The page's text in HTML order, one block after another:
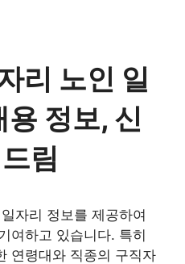
리 노인 일
정보, 신
림
자리 정보를 제공하여
여하고 있습니다. 특히
연령대와 직종의 구직자